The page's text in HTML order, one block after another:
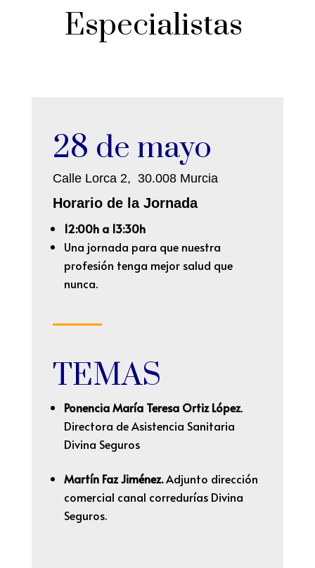
Especialistas
28 de mayo
Calle Lorca 2, 30.008 Murcia
Horario de la Jornada
12:00h a 13:30h
Una jornada para que nuestra
profesión tenga mejor salud que
nunca.
TEMAS
Ponencia María Teresa Ortiz López.
Directora de Asistencia Sanitaria
Divina Seguros
Martín Faz Jiménez.Adjunto dirección
comercial canal corredurías Divina
Seguros.